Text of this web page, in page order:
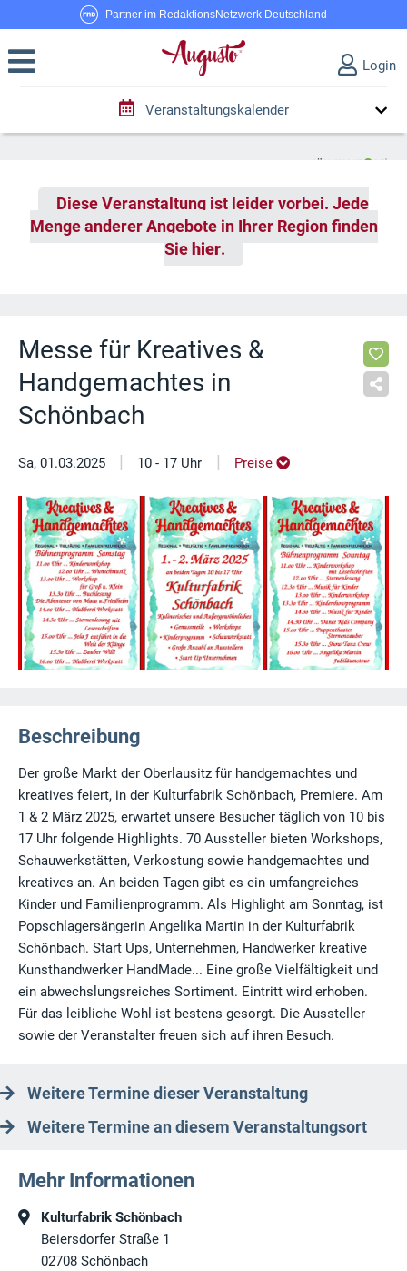
Partner im RedaktionsNetzwerk Deutschland
Login
Veranstaltungskalender
Diese Veranstaltung ist leider vorbei. Jede
Menge anderer Angebote in Ihrer Region finden
Sie hier.
Messe für Kreatives &
Handgemachtes in
Schönbach
Sa, 01.03.2025 | 10 - 17 Uhr | Preise
Beschreibung
Der große Markt der Oberlausitz für handgemachtes und
kreatives feiert, in der Kulturfabrik Schönbach, Premiere. Am
1 & 2 März 2025, erwartet unsere Besucher täglich von 10 bis
17 Uhr folgende Highlights. 70 Aussteller bieten Workshops,
Schauwerkstätten, Verkostung sowie handgemachtes und
kreatives an. An beiden Tagen gibt es ein umfangreiches
Kinder und Familienprogramm. Als Highlight am Sonntag, ist
Popschlagersängerin Angelika Martin in der Kulturfabrik
Schönbach. Start Ups, Unternehmen, Handwerker kreative
Kunsthandwerker HandMade... Eine große Vielfältigkeit und
ein abwechslungsreiches Sortiment. Eintritt wird erhoben.
Für das leibliche Wohl ist bestens gesorgt. Die Aussteller
sowie der Veranstalter freuen sich auf ihren Besuch.
Weitere Termine dieser Veranstaltung
Weitere Termine an diesem Veranstaltungsort
Mehr Informationen
Kulturfabrik Schönbach
Beiersdorfer Straße 1
02708 Schönbach